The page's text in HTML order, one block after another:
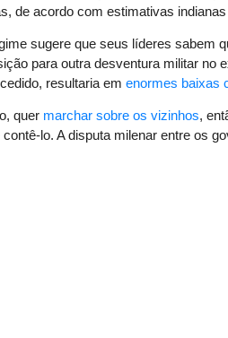
de acordo com estimativas
sugere que seus líderes sabem
para outra desventura militar no
resultaria em enormes baixas
quer marchar sobre os vizinhos,
lo. A disputa milenar entre os